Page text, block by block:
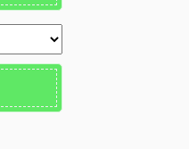
した際の火事場の馬
も、楽しい！ が採
います。 →
tanovsgan
を、メールでお届
Leave Th ...